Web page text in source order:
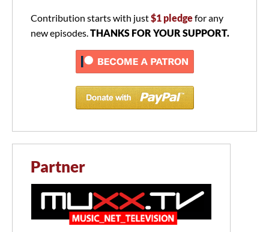
Contribution starts with just$1 pledgefor any
new episodes.THANKS FOR YOUR SUPPORT.
Partner